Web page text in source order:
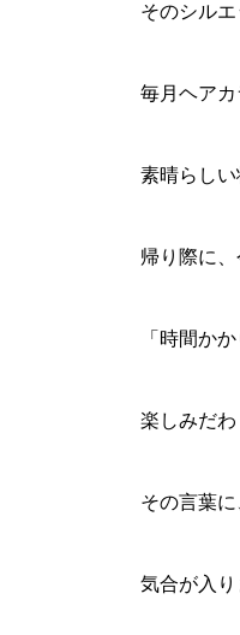
そのシルエ
毎月ヘア
素晴らしい
帰り際に
「時間か
楽しみだわ
その言葉
気合が入り